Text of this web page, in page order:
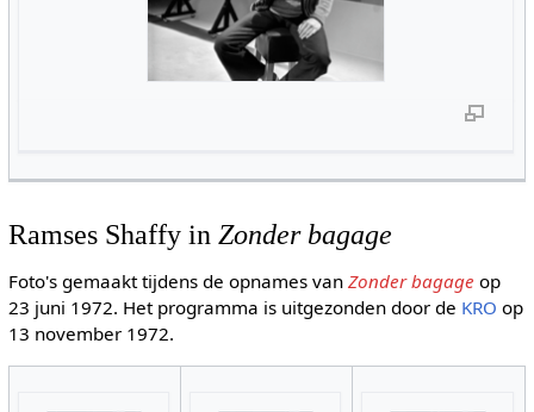
Ramses Shaffy in Zonder bagage
Foto's gemaakt tijdens de opnames van Zonder bagage op
23 juni 1972. Het programma is uitgezonden door de KRO op
13 november 1972.